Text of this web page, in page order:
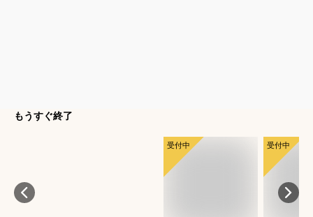
もうすぐ終了
受付中 受付中